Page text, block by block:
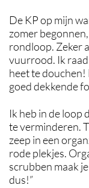
De KP op mijn
zomer
rondloop. Zeker
vuurrood. Ik
heet te douchen!
goed dekkende
Ik heb in de loop
te verminderen.
zeep in een
rode plekjes.
scrubben maak
dus!”